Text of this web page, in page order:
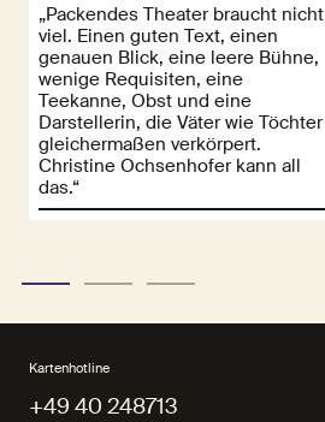
„Packendes Theater braucht nicht
viel. Einen guten Text, einen
genauen Blick, eine leere Bühne,
wenige Requisiten, eine
Teekanne, Obst und eine
Darstellerin, die Väter wie Töchter
gleichermaßen verkörpert.
Christine Ochsenhofer kann all
das.“
Kartenhotline
+49 40 248713